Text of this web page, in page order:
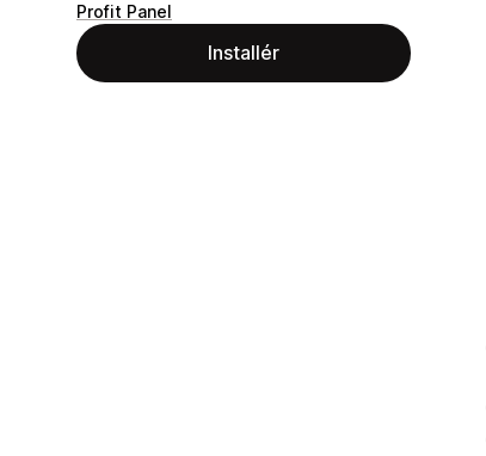
Profit Panel
Installér